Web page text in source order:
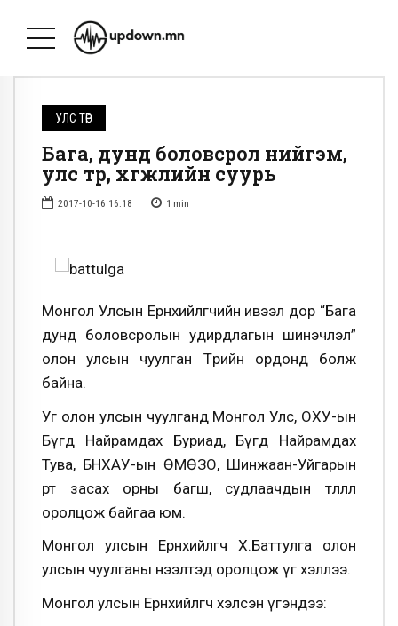
УЛС ТӨР
Бага, дунд боловсрол нийгэм,
улс төр, хөгжлийн суурь
2017-10-16 16:18 1 min
Монгол Улсын Ерөнхийлөгчийн ивээл дор “Бага
дунд боловсролын удирдлагын шинэчлэл”
олон улсын чуулган Төрийн ордонд болж
байна.
Уг олон улсын чуулганд Монгол Улс, ОХУ-ын
Бүгд Найрамдах Буриад, Бүгд Найрамдах
Тува, БНХАУ-ын ӨМӨЗО, Шинжаан-Уйгарын
өөртөө засах орны багш, судлаачдын төлөөлөл
оролцож байгаа юм.
Монгол улсын Ерөнхийлөгч Х.Баттулга олон
улсын чуулганы нээлтэд оролцож үг хэллээ.
Монгол улсын Ерөнхийлөгч хэлсэн үгэндээ: